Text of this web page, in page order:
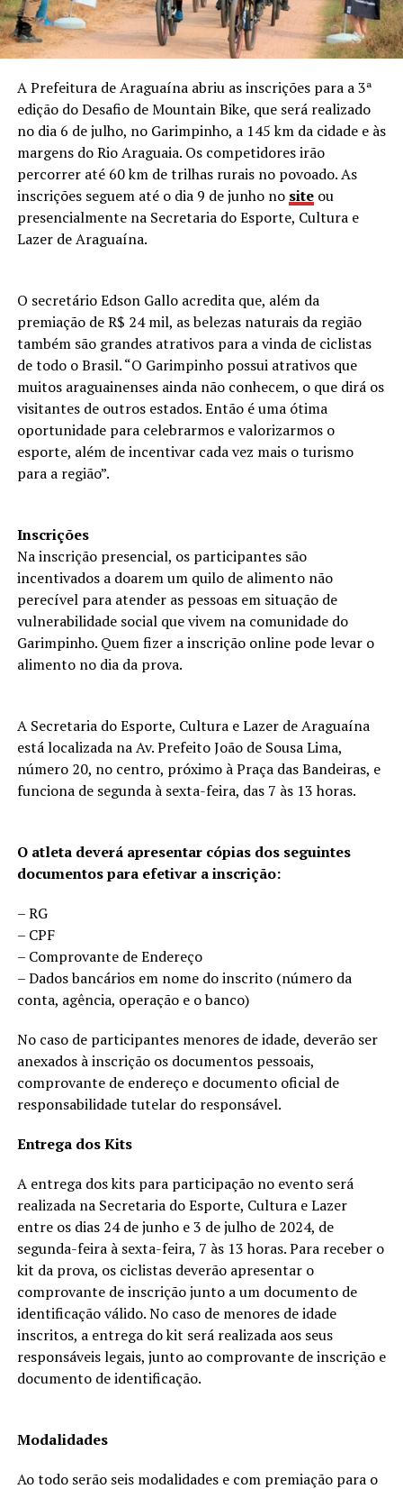
A Prefeitura de Araguaína abriu as inscrições para a 3ª
edição do Desafio de Mountain Bike, que será realizado
no dia 6 de julho, no Garimpinho, a 145 km da cidade e às
margens do Rio Araguaia. Os competidores irão
percorrer até 60 km de trilhas rurais no povoado. As
inscrições seguem até o dia 9 de junho no site ou
presencialmente na Secretaria do Esporte, Cultura e
Lazer de Araguaína.
O secretário Edson Gallo acredita que, além da
premiação de R$ 24 mil, as belezas naturais da região
também são grandes atrativos para a vinda de ciclistas
de todo o Brasil. “O Garimpinho possui atrativos que
muitos araguainenses ainda não conhecem, o que dirá os
visitantes de outros estados. Então é uma ótima
oportunidade para celebrarmos e valorizarmos o
esporte, além de incentivar cada vez mais o turismo
para a região”.
Inscrições
Na inscrição presencial, os participantes são
incentivados a doarem um quilo de alimento não
perecível para atender as pessoas em situação de
vulnerabilidade social que vivem na comunidade do
Garimpinho. Quem fizer a inscrição online pode levar o
alimento no dia da prova.
A Secretaria do Esporte, Cultura e Lazer de Araguaína
está localizada na Av. Prefeito João de Sousa Lima,
número 20, no centro, próximo à Praça das Bandeiras, e
funciona de segunda à sexta-feira, das 7 às 13 horas.
O atleta deverá apresentar cópias dos seguintes
documentos para efetivar a inscrição:
– RG
– CPF
– Comprovante de Endereço
– Dados bancários em nome do inscrito (número da
conta, agência, operação e o banco)
No caso de participantes menores de idade, deverão ser
anexados à inscrição os documentos pessoais,
comprovante de endereço e documento oficial de
responsabilidade tutelar do responsável.
Entrega dos Kits
A entrega dos kits para participação no evento será
realizada na Secretaria do Esporte, Cultura e Lazer
entre os dias 24 de junho e 3 de julho de 2024, de
segunda-feira à sexta-feira, 7 às 13 horas. Para receber o
kit da prova, os ciclistas deverão apresentar o
comprovante de inscrição junto a um documento de
identificação válido. No caso de menores de idade
inscritos, a entrega do kit será realizada aos seus
responsáveis legais, junto ao comprovante de inscrição e
documento de identificação.
Modalidades
Ao todo serão seis modalidades e com premiação para o